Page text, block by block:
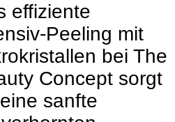
effiziente
Peeling mit
bei The
Concept sorgt
sanfte